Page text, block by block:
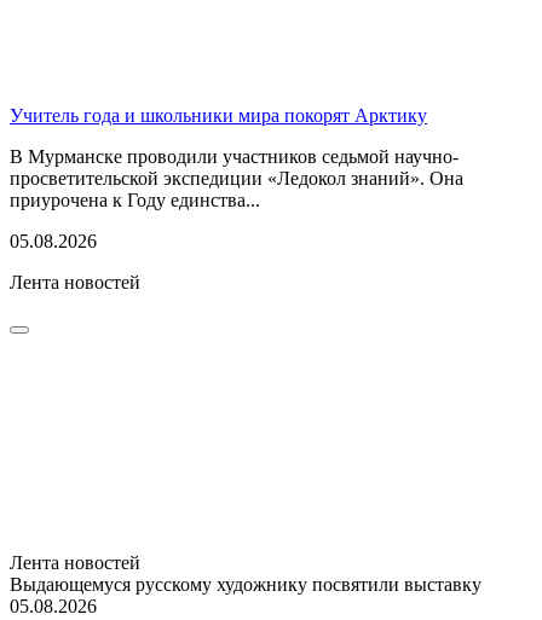
Учитель года и школьники мира покорят Арктику
В Мурманске проводили участников седьмой научно-
просветительской экспедиции «Ледокол знаний». Она
приурочена к Году единства...
05.08.2026
Лента новостей
Лента новостей
Выдающемуся русскому художнику посвятили выставку
05.08.2026